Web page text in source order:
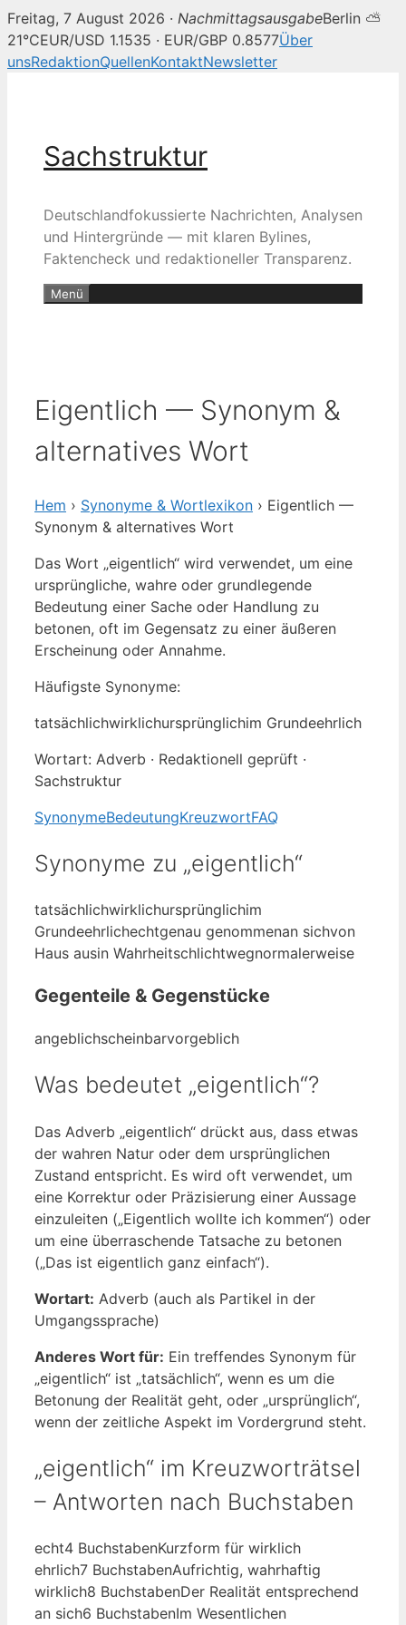
Freitag, 7 August 2026 · NachmittagsausgabeBerlin ⛅
21°CEUR/USD 1.1535 · EUR/GBP 0.8577Über
unsRedaktionQuellenKontaktNewsletter
Sachstruktur
Deutschlandfokussierte Nachrichten, Analysen
und Hintergründe — mit klaren Bylines,
Faktencheck und redaktioneller Transparenz.
Menü
Eigentlich — Synonym &
alternatives Wort
Hem › Synonyme & Wortlexikon › Eigentlich —
Synonym & alternatives Wort
Das Wort „eigentlich“ wird verwendet, um eine
ursprüngliche, wahre oder grundlegende
Bedeutung einer Sache oder Handlung zu
betonen, oft im Gegensatz zu einer äußeren
Erscheinung oder Annahme.
Häufigste Synonyme:
tatsächlichwirklichursprünglichim Grundeehrlich
Wortart: Adverb · Redaktionell geprüft ·
Sachstruktur
SynonymeBedeutungKreuzwortFAQ
Synonyme zu „eigentlich“
tatsächlichwirklichursprünglichim
Grundeehrlichechtgenau genommenan sichvon
Haus ausin Wahrheitschlichtwegnormalerweise
Gegenteile & Gegenstücke
angeblichscheinbarvorgeblich
Was bedeutet „eigentlich“?
Das Adverb „eigentlich“ drückt aus, dass etwas
der wahren Natur oder dem ursprünglichen
Zustand entspricht. Es wird oft verwendet, um
eine Korrektur oder Präzisierung einer Aussage
einzuleiten („Eigentlich wollte ich kommen“) oder
um eine überraschende Tatsache zu betonen
(„Das ist eigentlich ganz einfach“).
Wortart: Adverb (auch als Partikel in der
Umgangssprache)
Anderes Wort für: Ein treffendes Synonym für
„eigentlich“ ist „tatsächlich“, wenn es um die
Betonung der Realität geht, oder „ursprünglich“,
wenn der zeitliche Aspekt im Vordergrund steht.
„eigentlich“ im Kreuzworträtsel
– Antworten nach Buchstaben
echt4 BuchstabenKurzform für wirklich
ehrlich7 BuchstabenAufrichtig, wahrhaftig
wirklich8 BuchstabenDer Realität entsprechend
an sich6 BuchstabenIm Wesentlichen